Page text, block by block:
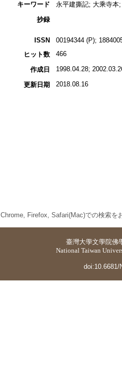
キーワード
永平建撕記; 大乘寺本
抄録
ISSN
00194344 (P);
ヒット数
466
作成日 1998.04.28;
更新日期 2018.08.16
Chrome, Firefox, Safari(Mac)での検索を
臺灣大學文學院佛
National Taiwan
doi:10.6681/